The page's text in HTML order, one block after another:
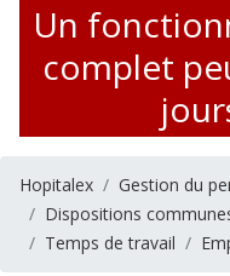
Un
complet
Hopitalex Gestion du
Dispositions
Temps de travail